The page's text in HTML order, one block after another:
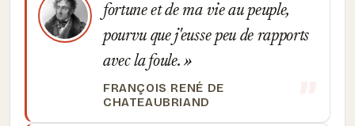
fortune et de ma vie au peuple,
pourvu que j'eusse peu de rapports
avec la foule.
FRANÇOIS RENÉ DE
CHATEAUBRIAND